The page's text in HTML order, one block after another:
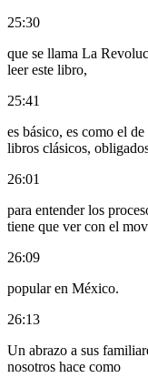
25:30
que se llama La
leer este libro,
25:41
es básico, es como el
libros clásicos,
26:01
para entender los
tiene que ver con el
26:09
popular en México.
26:13
Un abrazo a sus
nosotros hace como